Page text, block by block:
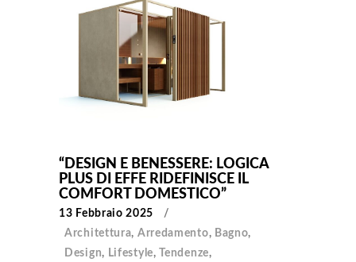
“DESIGN E BENESSERE: LOGICA
PLUS DI EFFE RIDEFINISCE IL
COMFORT DOMESTICO”
13 Febbraio 2025
Architettura, Arredamento, Bagno,
Design, Lifestyle, Tendenze,